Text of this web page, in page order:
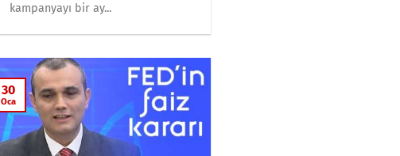
kampanyayı bir ay...
30
Oca